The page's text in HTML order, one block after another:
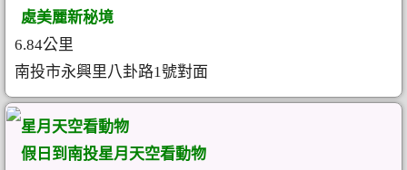
處美麗新秘境
6.84公里
南投市永興里八卦路1號對面
星月天空看動物
假日到南投星月天空看動物